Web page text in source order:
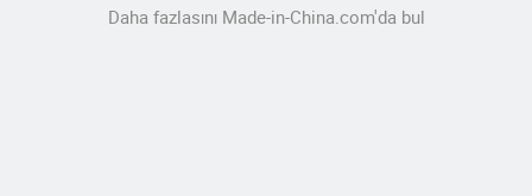
Daha fazlasını Made-in-China.com'da bul